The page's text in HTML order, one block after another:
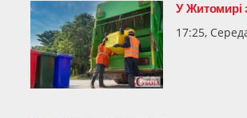
У Житомирі
17:25,